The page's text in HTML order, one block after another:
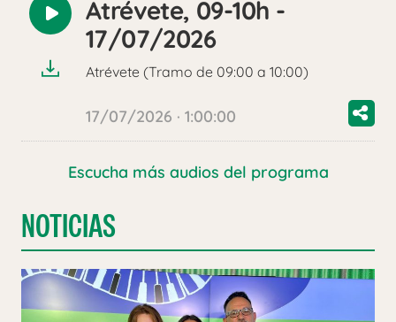
Reproducir
audio
Atrévete, 09-10h -
17/07/2026
Atrévete (Tramo de 09:00 a 10:00)
17/07/2026 · 1:00:00
Escucha más audios del programa
NOTICIAS